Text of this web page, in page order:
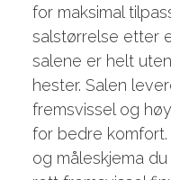
for maksimal
salstørrelse etter
salene er helt
hester. Salen
fremsvissel og
for bedre
og måleskjema